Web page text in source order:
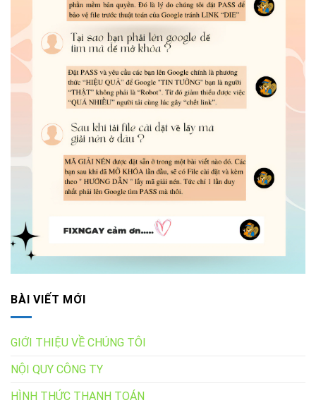
BÀI VIẾT MỚI
GIỚI THIỆU VỀ CHÚNG TÔI
NỘI QUY CÔNG TY
HÌNH THỨC THANH TOÁN